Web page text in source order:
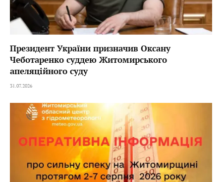
Президент України призначив Оксану
Чеботаренко суддею Житомирського
апеляційного суду
31.07.2026